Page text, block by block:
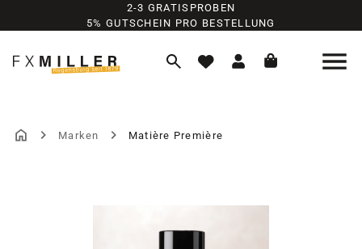
Zum Hauptinhalt springen
2-3 GRATISPROBEN
5% GUTSCHEIN PRO BESTELLUNG
Marken Matière Première